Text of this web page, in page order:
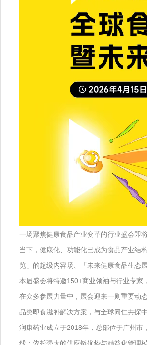
一场聚焦健康食品产业变革的行业盛会即
当下，健康化、功能化已成为食品产业结
览」的超级内容场、「未来健康食品生态
本届盛会将特邀150+商业领袖与行业专
在众多参展力量中，展会迎来一则重要动
品类即食滋补解决方案，与全球同仁共探
润康药业成立于2018年，总部位于广州
线；依托强大的供应链优势与精益化管理